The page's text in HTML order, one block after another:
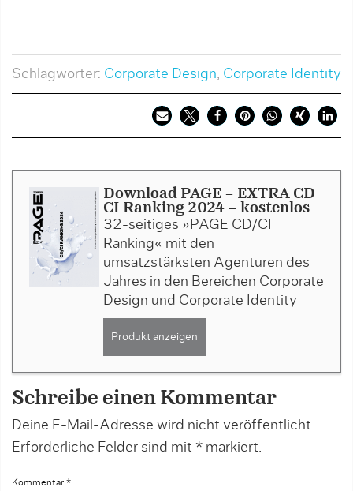
Schlagwörter: Corporate Design Corporate Identity
Download PAGE - EXTRA CD
CI Ranking 2024 - kostenlos
32-seitiges »PAGE CD/CI
Ranking« mit den
umsatzstärksten Agenturen des
Jahres in den Bereichen Corporate
Design und Corporate Identity
Produkt anzeigen
Schreibe einen Kommentar
Deine E-Mail-Adresse wird nicht veröffentlicht.
Erforderliche Felder sind mit * markiert.
Kommentar *